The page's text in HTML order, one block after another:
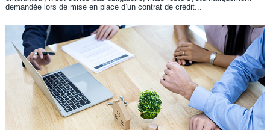
demandée lors de mise en place d’un contrat de crédit...